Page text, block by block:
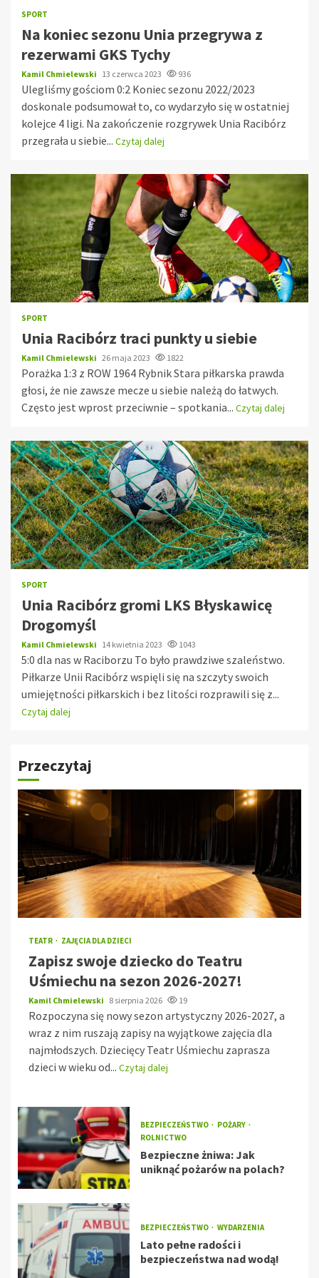
SPORT
Na koniec sezonu Unia przegrywa z
rezerwami GKS Tychy
Kamil Chmielewski 13 czerwca 2023 936
Ulegliśmy gościom 0:2 Koniec sezonu 2022/2023
doskonale podsumował to, co wydarzyło się w ostatniej
kolejce 4 ligi. Na zakończenie rozgrywek Unia Racibórz
przegrała u siebie... Czytaj dalej
SPORT
Unia Racibórz traci punkty u siebie
Kamil Chmielewski 26 maja 2023 1822
Porażka 1:3 z ROW 1964 Rybnik Stara piłkarska prawda
głosi, że nie zawsze mecze u siebie należą do łatwych.
Często jest wprost przeciwnie – spotkania... Czytaj dalej
SPORT
Unia Racibórz gromi LKS Błyskawicę
Drogomyśl
Kamil Chmielewski 14 kwietnia 2023 1043
5:0 dla nas w Raciborzu To było prawdziwe szaleństwo.
Piłkarze Unii Racibórz wspięli się na szczyty swoich
umiejętności piłkarskich i bez litości rozprawili się z...
Czytaj dalej
Przeczytaj
TEATR ZAJĘCIA DLA DZIECI
Zapisz swoje dziecko do Teatru
Uśmiechu na sezon 2026-2027!
Kamil Chmielewski 8 sierpnia 2026 19
Rozpoczyna się nowy sezon artystyczny 2026-2027, a
wraz z nim ruszają zapisy na wyjątkowe zajęcia dla
najmłodszych. Dziecięcy Teatr Uśmiechu zaprasza
dzieci w wieku od... Czytaj dalej
BEZPIECZEŃSTWO
POŻARY
ROLNICTWO
Bezpieczne żniwa: Jak
uniknąć pożarów na polach?
BEZPIECZEŃSTWO WYDARZENIA
Lato pełne radości i
bezpieczeństwa nad wodą!